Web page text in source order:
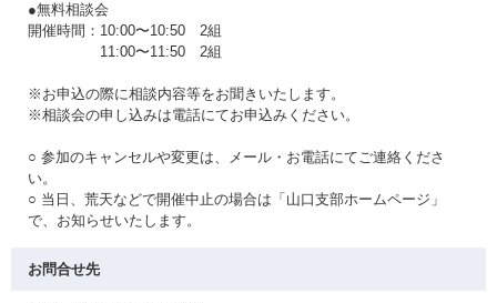
●無料相談会
開催時間：10:00〜10:50 2組
11:00〜11:50 2組
※お申込の際に相談内容等をお聞きいたします。
※相談会の申し込みは電話にてお申込みください。
○ 参加のキャンセルや変更は、メール・お電話にてご連絡くださ
い。
○ 当日、荒天などで開催中止の場合は「山口支部ホームページ」
で、お知らせいたします。
お問合せ先